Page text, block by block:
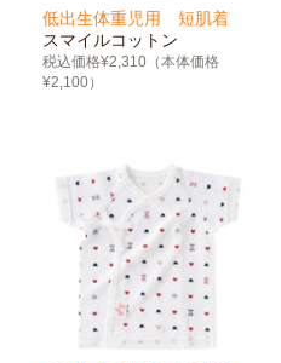
低出生体重児用 短肌着
スマイルコットン
税込価格¥2,310（本体価格
¥2,100）